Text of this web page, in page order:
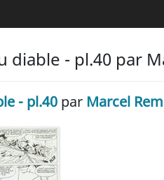
diable - pl.40 par
- pl.40par Marcel